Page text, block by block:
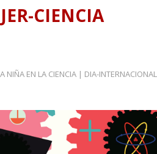
CIENCIA
NIÑA EN LA CIENCIA | DIA-